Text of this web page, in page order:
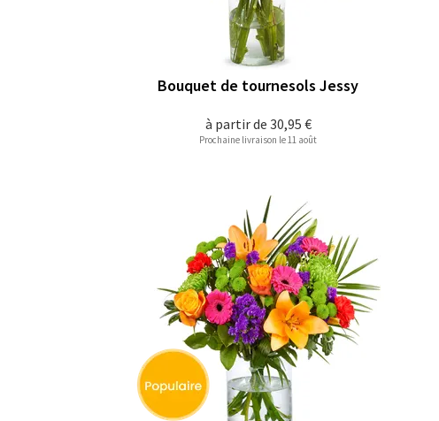
à partir de 30,95 €
Bouquet de tournesols Jessy
Prochaine livraison le 11 août